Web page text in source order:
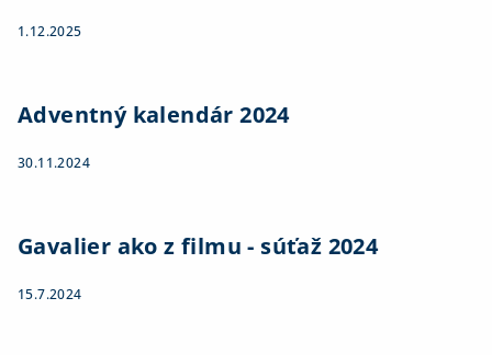
1.12.2025
Adventný kalendár 2024
30.11.2024
Gavalier ako z filmu - súťaž 2024
15.7.2024